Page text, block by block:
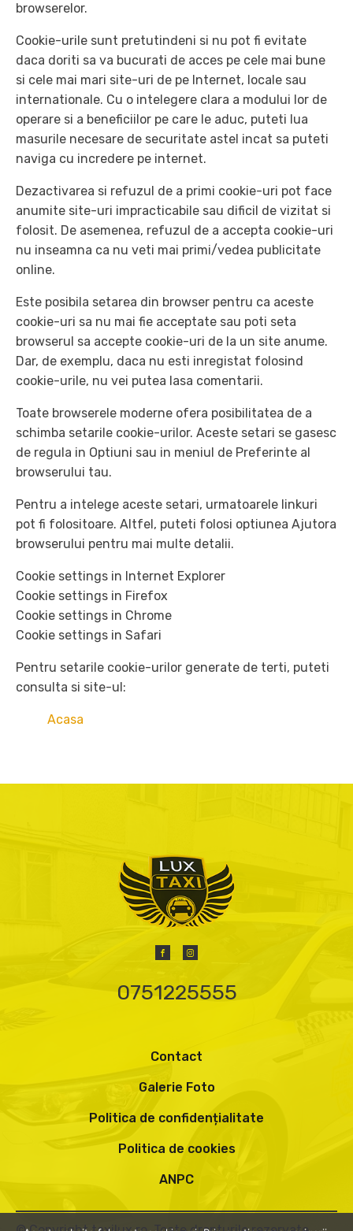
browserelor.
Cookie-urile sunt pretutindeni si nu pot fi evitate
daca doriti sa va bucurati de acces pe cele mai bune
si cele mai mari site-uri de pe Internet, locale sau
internationale. Cu o intelegere clara a modului lor de
operare si a beneficiilor pe care le aduc, puteti lua
masurile necesare de securitate astel incat sa puteti
naviga cu incredere pe internet.
Dezactivarea si refuzul de a primi cookie-uri pot face
anumite site-uri impracticabile sau dificil de vizitat si
folosit. De asemenea, refuzul de a accepta cookie-uri
nu inseamna ca nu veti mai primi/vedea publicitate
online.
Este posibila setarea din browser pentru ca aceste
cookie-uri sa nu mai fie acceptate sau poti seta
browserul sa accepte cookie-uri de la un site anume.
Dar, de exemplu, daca nu esti inregistat folosind
cookie-urile, nu vei putea lasa comentarii.
Toate browserele moderne ofera posibilitatea de a
schimba setarile cookie-urilor. Aceste setari se gasesc
de regula in Optiuni sau in meniul de Preferinte al
browserului tau.
Pentru a intelege aceste setari, urmatoarele linkuri
pot fi folositoare. Altfel, puteti folosi optiunea Ajutora
browserului pentru mai multe detalii.
Cookie settings in Internet Explorer
Cookie settings in Firefox
Cookie settings in Chrome
Cookie settings in Safari
Pentru setarile cookie-urilor generate de terti, puteti
consulta si site-ul:
Acasa
0751225555
Contact
Galerie Foto
Politica de confidențialitate
Politica de cookies
ANPC